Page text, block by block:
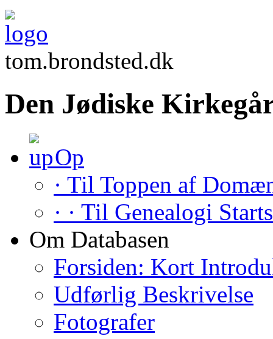
tom.brondsted.dk
Den Jødiske
Op
· Til Toppen af
· · Til Genealogi
Om Databasen
Forsiden: Kort
Udførlig Beskrivelse
Fotografer